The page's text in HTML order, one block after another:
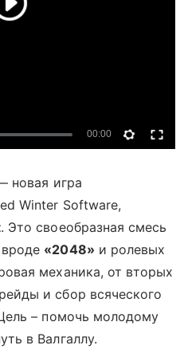
новая игра
Winter Software,
. Это своеобразная смесь
«2048» и ролевых
механика, от вторых
и сбор всяческого
– помочь молодому
в Валгаллу.